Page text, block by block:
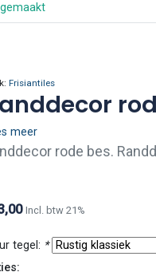
Frisiantiles
meer
rode bes.
Incl. btw 21%
tegel: *